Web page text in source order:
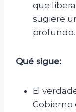
que
sugiere
profundo.
Qué sigue:
El
Gobierno